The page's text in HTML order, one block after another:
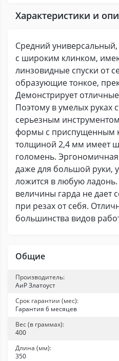
Характеристики и
Средний
с широким клинком,
линзовидные спуски от
образующие тонкое,
Демонстрирует
Поэтому в умелых руках
серьезным
формы с приспущенным
толщиной 2,4 мм имеет
голомень.
даже для большой руки,
ложится в любую
величины гарда не дает
при резах от себя.
большинства видов
Общие
Производитель:
АиР Златоуст
Срок гарантии (мес):
Гарантия 6 месяцев
Вес (в граммах):
400
Длина (мм):
350